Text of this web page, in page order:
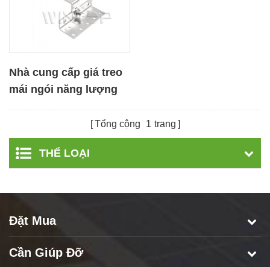
Nhà cung cấp giá treo
mái ngói năng lượng
Tổng cộng 1 trang
THỂ LOẠI
Đặt Mua
Cần Giúp Đỡ